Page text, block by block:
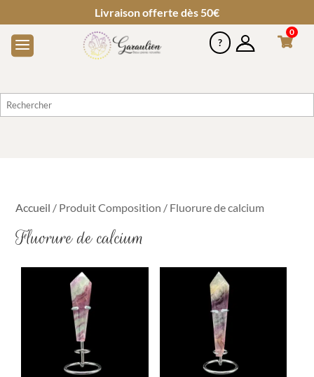
Livraison offerte dès 50€
0
Accueil / Produit Composition / Fluorure de calcium
Fluorure de calcium